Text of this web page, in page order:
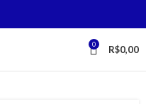
0 R$0,00